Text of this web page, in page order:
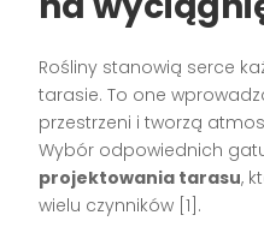
Rośliny stanowią serce
tarasie. To one
przestrzeni i tworzą
Wybór odpowiednich
projektowania tarasu,
wielu czynników [1].